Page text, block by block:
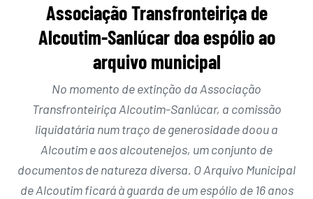
Associação Transfronteiriça de
Alcoutim-Sanlúcar doa espólio ao
arquivo municipal
No momento de extinção da Associação
Transfronteiriça Alcoutim-Sanlúcar, a comissão
liquidatária num traço de generosidade doou a
Alcoutim e aos alcoutenejos, um conjunto de
documentos de natureza diversa. O Arquivo Municipal
de Alcoutim ficará à guarda de um espólio de 16 anos